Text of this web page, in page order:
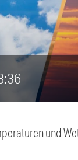
und